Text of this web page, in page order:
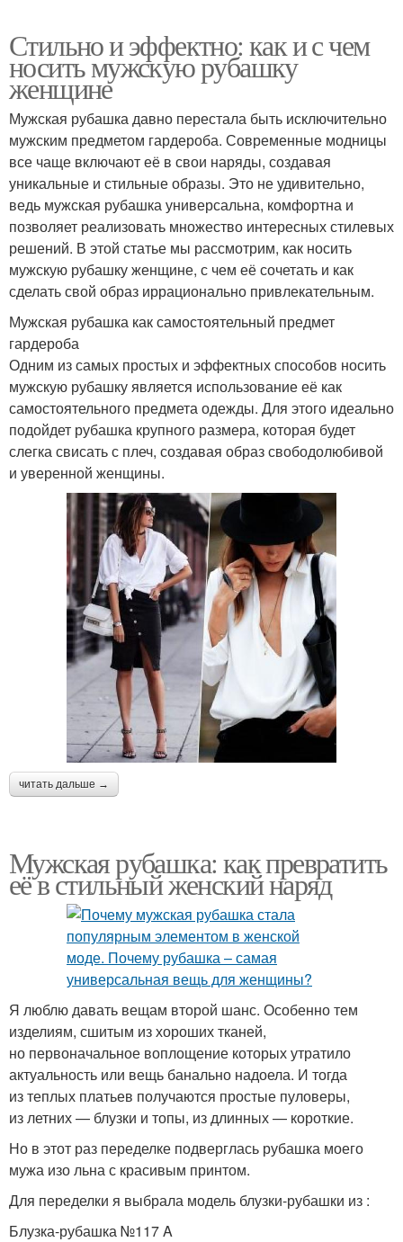
Стильно и эффектно: как и с чем
носить мужскую рубашку
женщине
Мужская рубашка давно перестала быть исключительно
мужским предметом гардероба. Современные модницы
все чаще включают её в свои наряды, создавая
уникальные и стильные образы. Это не удивительно,
ведь мужская рубашка универсальна, комфортна и
позволяет реализовать множество интересных стилевых
решений. В этой статье мы рассмотрим, как носить
мужскую рубашку женщине, с чем её сочетать и как
сделать свой образ иррационально привлекательным.
Мужская рубашка как самостоятельный предмет
гардероба
Одним из самых простых и эффектных способов носить
мужскую рубашку является использование её как
самостоятельного предмета одежды. Для этого идеально
подойдет рубашка крупного размера, которая будет
слегка свисать с плеч, создавая образ свободолюбивой
и уверенной женщины.
читать дальше →
Мужская рубашка: как превратить
её в стильный женский наряд
Я люблю давать вещам второй шанс. Особенно тем
изделиям, сшитым из хороших тканей,
но первоначальное воплощение которых утратило
актуальность или вещь банально надоела. И тогда
из теплых платьев получаются простые пуловеры,
из летних — блузки и топы, из длинных — короткие.
Но в этот раз переделке подверглась рубашка моего
мужа изо льна с красивым принтом.
Для переделки я выбрала модель блузки-рубашки из :
Блузка-рубашка №117 A